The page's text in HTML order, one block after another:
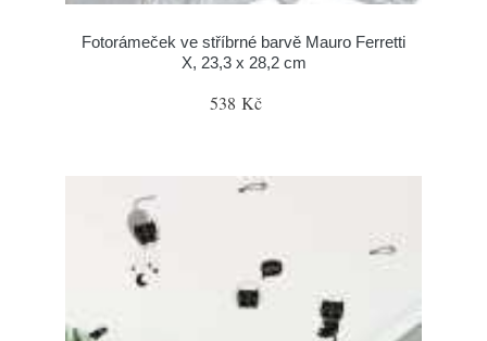
Fotorámeček ve stříbrné barvě Mauro Ferretti
X, 23,3 x 28,2 cm
538 Kč